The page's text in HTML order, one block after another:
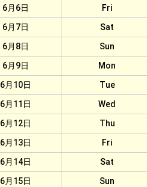
6月6日
Fri
6月7日
Sat
6月8日
Sun
6月9日
Mon
6月10日
Tue
6月11日
Wed
6月12日
Thu
6月13日
Fri
6月14日
Sat
6月15日
Sun